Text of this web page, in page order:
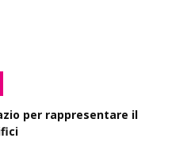
per rappresentare il